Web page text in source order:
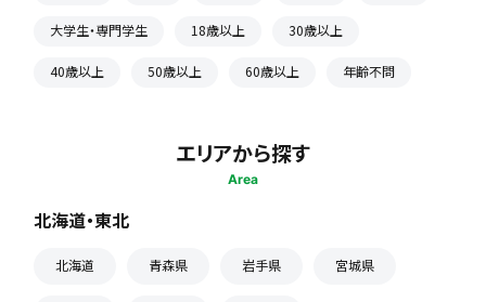
大学生・専門学生 18歳以上 30歳以上
40歳以上 50歳以上 60歳以上 年齢不問
エリアから探す
Area
北海道・東北
北海道 青森県 岩手県 宮城県